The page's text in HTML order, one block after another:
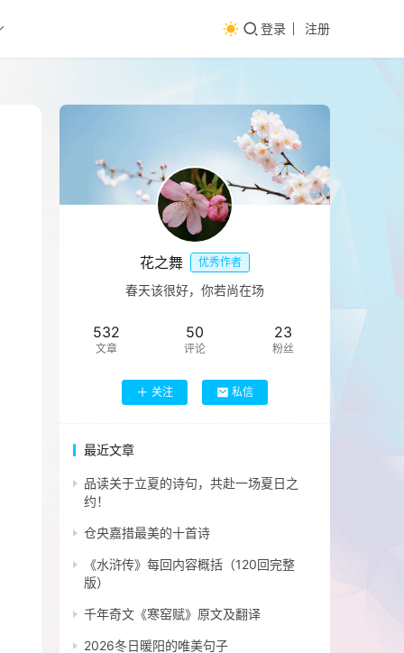
登录 注册
花之舞 优秀作者
春天该很好，你若尚在场
532
文章
50
评论
23
粉丝
关注 私信
最近文章
品读关于立夏的诗句，共赴一场夏日之
约！
仓央嘉措最美的十首诗
《水浒传》每回内容概括（120回完整
版）
千年奇文《寒窑赋》原文及翻译
2026冬日暖阳的唯美句子